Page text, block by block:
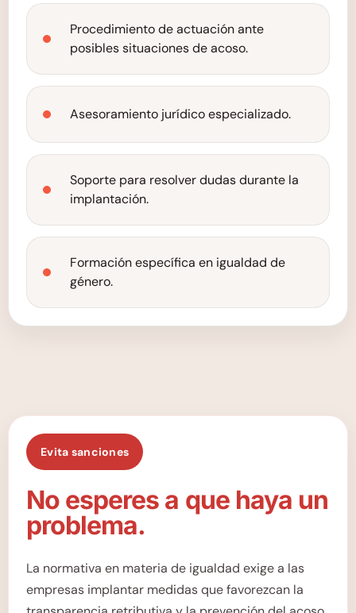
Procedimiento de actuación ante
posibles situaciones de acoso.
Asesoramiento jurídico especializado.
Soporte para resolver dudas durante la
implantación.
Formación específica en igualdad de
género.
Evita sanciones
No esperes a que haya un
problema.
La normativa en materia de igualdad exige a las
empresas implantar medidas que favorezcan la